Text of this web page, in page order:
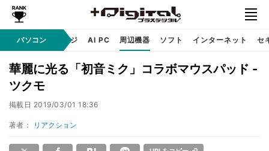
パソコン
自作 / テクノロジ AI PC 周辺機器 ソフト インターネット セ
華麗に光る「初音ミク」コラボマウスパッド -
ツクモ
掲載日 2019/03/01 18:36
著者： リアクション